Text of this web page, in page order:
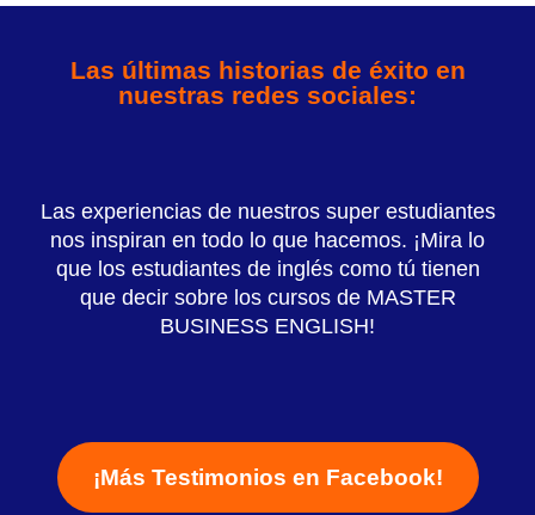
Las últimas historias de éxito en
nuestras redes sociales:
Las experiencias de nuestros super estudiantes
nos inspiran en todo lo que hacemos. ¡Mira lo
que los estudiantes de inglés como tú tienen
que decir sobre los cursos de MASTER
BUSINESS ENGLISH!
¡Más Testimonios en Facebook!